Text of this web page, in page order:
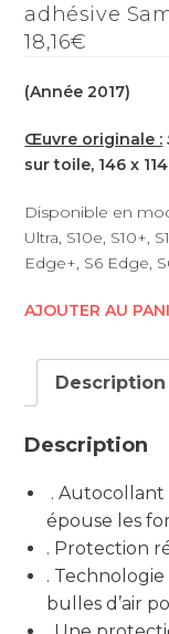
adhésive
18,16€
(Année 2017)
Œuvre originale :
sur toile, 146 x
Disponible en
Ultra, S10e, S10+,
Edge+, S6 Edge,
AJOUTER AU
Description
Description
. Autocollant
épouse les
. Protection
.
bulles d’air